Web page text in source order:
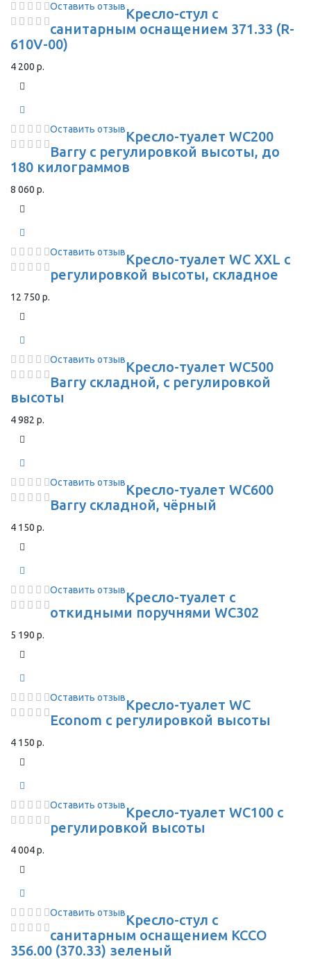
Оставить отзывКресло-стул с
санитарным оснащением 371.33 (R-
610V-00)
4 200 р.
Оставить отзывКресло-туалет WC200
Barry с регулировкой высоты, до
180 килограммов
8 060 р.
Оставить отзывКресло-туалет WC XXL с
регулировкой высоты, складное
12 750 р.
Оставить отзывКресло-туалет WC500
Barry складной, с регулировкой
высоты
4 982 р.
Оставить отзывКресло-туалет WC600
Barry складной, чёрный
4 150 р.
Оставить отзывКресло-туалет с
откидными поручнями WC302
5 190 р.
Оставить отзывКресло-туалет WC
Econom с регулировкой высоты
4 150 р.
Оставить отзывКресло-туалет WC100 с
регулировкой высоты
4 004 р.
Оставить отзывКресло-стул с
санитарным оснащением КССО
356.00 (370.33) зеленый